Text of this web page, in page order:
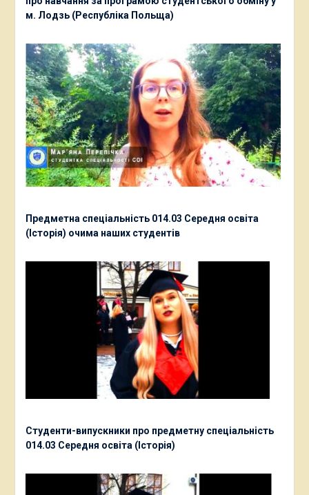
м. Лодзь (Республіка Польща)
Предметна спеціальність 014.03 Середня освіта
(Історія) очима наших студентів
Студенти-випускники про предметну спеціальність
014.03 Середня освіта (Історія)